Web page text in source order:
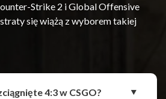
Strike 2 i Global Offensive
się wiążą z wyborem takiej
4:3 w CSGO?